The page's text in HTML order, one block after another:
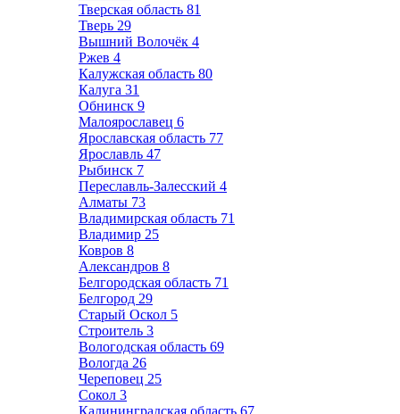
Тверская область 81
Тверь 29
Вышний Волочёк 4
Ржев 4
Калужская область 80
Калуга 31
Обнинск 9
Малоярославец 6
Ярославская область 77
Ярославль 47
Рыбинск 7
Переславль-Залесский 4
Алматы 73
Владимирская область 71
Владимир 25
Ковров 8
Александров 8
Белгородская область 71
Белгород 29
Старый Оскол 5
Строитель 3
Вологодская область 69
Вологда 26
Череповец 25
Сокол 3
Калининградская область 67